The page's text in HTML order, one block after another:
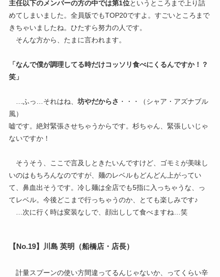
主任以下のメンバーの方の中では第1位というところまで上り詰
めてしまいました。全員版でもTOP20ですよ。すごいところまで
きちゃいましたね。ひたすら努力の人です。
そんな方から、たまに言われます。
「なんで僕が調理してる時だけコッソリ食べにくるんですか！？
笑」
…ふっ…それはね、 坊やだからさ ・・・（シャア・アズナブル
風）
嘘です。絶対緊張させちゃうからです。杉ちゃん、緊張しいじゃ
ないですか！
そうそう、ここで言及しときたいんですけど、ゴモミが美味し
いのはもちろんなのですが、麺のレベルもどんどん上がってい
て、鼻血出そうです。冷し麺は全店でも5指に入っちゃうな、っ
てレベル。今後どこまで行っちゃうのか、とても楽しみです♪
…次に行く時は変装なしで、顔出しして食べますね…笑
【No.19】川島 英明（船橋店・店長）
計量スプーンの使い方間違ってるんじゃないか、ってくらい辛